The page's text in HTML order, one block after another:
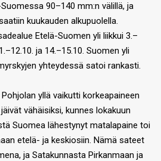
90–140 mm:n välillä, ja
kuukauden alkupuolella.
Etelä-Suomen yli liikkui 3.–
ja 14.–15.10. Suomen yli
yhteydessä satoi rankasti.
yllä vaikutti korkeapaineen
vähäisiksi, kunnes lokakuun
Suomea lähestynyt matalapaine toi
etelä- ja keskiosiin. Nämä sateet
ja Satakunnasta Pirkanmaan ja